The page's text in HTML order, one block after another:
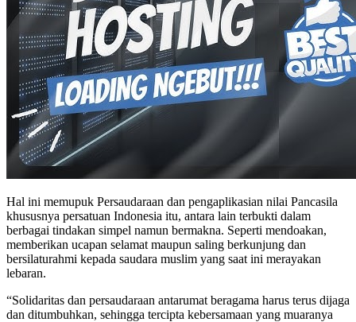
Hal ini memupuk Persaudaraan dan pengaplikasian nilai Pancasila
khususnya persatuan Indonesia itu, antara lain terbukti dalam
berbagai tindakan simpel namun bermakna. Seperti mendoakan,
memberikan ucapan selamat maupun saling berkunjung dan
bersilaturahmi kepada saudara muslim yang saat ini merayakan
lebaran.
“Solidaritas dan persaudaraan antarumat beragama harus terus dijaga
dan ditumbuhkan, sehingga tercipta kebersamaan yang muaranya